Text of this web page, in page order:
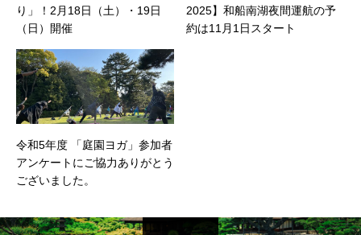
り」！2月18日（土）・19日
（日）開催
2025】和船南湖夜間運航の予
約は11月1日スタート
令和5年度 「庭園ヨガ」参加者
アンケートにご協力ありがとう
ございました。